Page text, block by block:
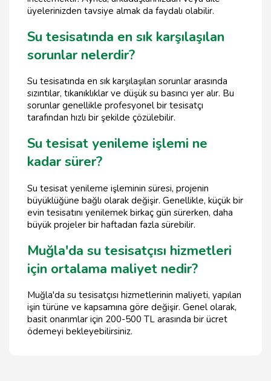
üyelerinizden tavsiye almak da faydalı olabilir.
Su tesisatında en sık karşılaşılan
sorunlar nelerdir?
Su tesisatında en sık karşılaşılan sorunlar arasında
sızıntılar, tıkanıklıklar ve düşük su basıncı yer alır. Bu
sorunlar genellikle profesyonel bir tesisatçı
tarafından hızlı bir şekilde çözülebilir.
Su tesisat yenileme işlemi ne
kadar sürer?
Su tesisat yenileme işleminin süresi, projenin
büyüklüğüne bağlı olarak değişir. Genellikle, küçük bir
evin tesisatını yenilemek birkaç gün sürerken, daha
büyük projeler bir haftadan fazla sürebilir.
Muğla'da su tesisatçısı hizmetleri
için ortalama maliyet nedir?
Muğla'da su tesisatçısı hizmetlerinin maliyeti, yapılan
işin türüne ve kapsamına göre değişir. Genel olarak,
basit onarımlar için 200-500 TL arasında bir ücret
ödemeyi bekleyebilirsiniz.